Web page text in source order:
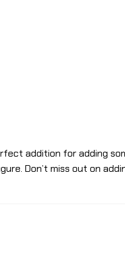
addition for adding
Don’t miss out on